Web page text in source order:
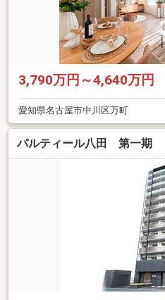
3,790万円～4,640万円
愛知県名古屋市中川区万町
パルティール八田 第一期